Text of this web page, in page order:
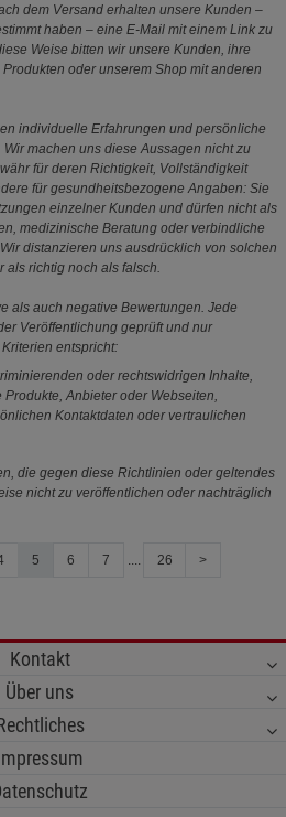
dem Versand erhalten unsere Kunden –
haben – eine E-Mail mit einem Link zu
Weise bitten wir unsere Kunden, ihre
oder unserem Shop mit anderen
individuelle Erfahrungen und persönliche
machen uns diese Aussagen nicht zu
für deren Richtigkeit, Vollständigkeit
für gesundheitsbezogene Angaben: Sie
einzelner Kunden und dürfen nicht als
medizinische Beratung oder verbindliche
distanzieren uns ausdrücklich von solchen
als richtig noch als falsch.
als auch negative Bewertungen. Jede
Veröffentlichung geprüft und nur
entspricht:
oder rechtswidrigen Inhalte,
Anbieter oder Webseiten,
Kontaktdaten oder vertraulichen
die gegen diese Richtlinien oder geltendes
nicht zu veröffentlichen oder nachträglich
5 6 7 .... 26 >
Kontakt
Über uns